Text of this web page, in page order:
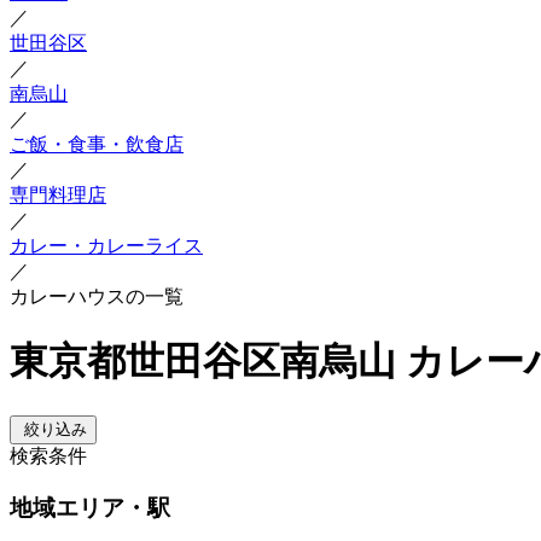
／
世田谷区
／
南烏山
／
ご飯・食事・飲食店
／
専門料理店
／
カレー・カレーライス
／
カレーハウスの一覧
東京都世田谷区南烏山 カレー
絞り込み
検索条件
地域エリア・駅